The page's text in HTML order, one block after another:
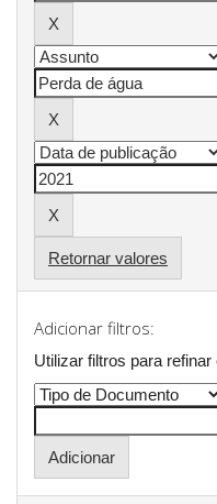
Retornar valores
Adicionar filtros:
Utilizar filtros para